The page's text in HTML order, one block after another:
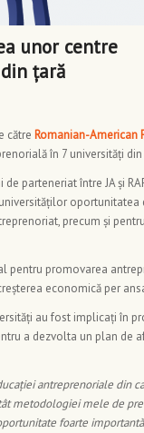
unor centre
țară
către Romanian-American
în 7 universități
parteneriat între JA și
oportunitatea
precum și
pentru promovarea
economică per
au fost implicați în
a dezvolta un plan de
antreprenoriale din
metodologiei mele de
foarte